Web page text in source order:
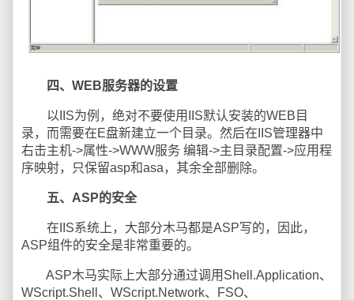
四、WEB服务器的设置
以IIS为例，绝对不要使用IIS默认安装的WEB目
录，而需要在E盘新建立一个目录。然后在IIS管理器中
右击主机->属性->WWW服务 编辑->主目录配置->应用程
序映射，只保留asp和asa，其余全部删除。
五、ASP的安全
在IIS系统上，大部分木马都是ASP写的，因此，
ASP组件的安全是非常重要的。
ASP木马实际上大部分通过调用Shell.Application、
WScript.Shell、WScript.Network、FSO、